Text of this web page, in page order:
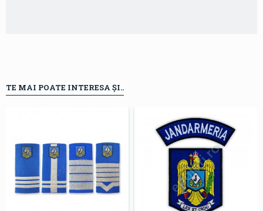
TE MAI POATE INTERESA ȘI..